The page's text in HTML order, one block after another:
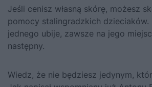
Jeśli cenisz własną skórę, możesz
pomocy stalingradzkich dzieciaków.
jednego ubije, zawsze na jego
następny.
Wiedz, że nie będziesz jedynym,